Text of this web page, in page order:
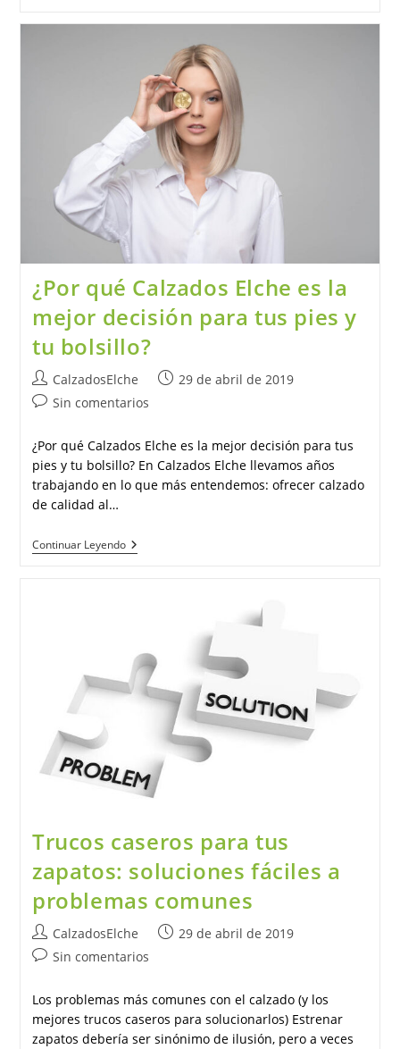
Es
Seleccionar
Calzado
Que
Más
Va
Con
Mi
Outfit?
¿Por qué Calzados Elche es la
mejor decisión para tus pies y
tu bolsillo?
Autor
de
CalzadosElche
Publicación
29 de abril de 2019
Comentarios
la
entrada:
Sin comentarios
¿Por qué Calzados Elche es la mejor decisión para tus
pies y tu bolsillo? En Calzados Elche llevamos años
trabajando en lo que más entendemos: ofrecer calzado
de calidad al…
Continuar Leyendo¿Por
Qué
Para
Tus
Pies
Bolsillo?
Trucos caseros para tus
zapatos: soluciones fáciles a
problemas comunes
Autor
de
CalzadosElche
Publicación
29 de abril de 2019
Comentarios
la
entrada:
Sin comentarios
Los problemas más comunes con el calzado (y los
mejores trucos caseros para solucionarlos) Estrenar
zapatos debería ser sinónimo de ilusión, pero a veces